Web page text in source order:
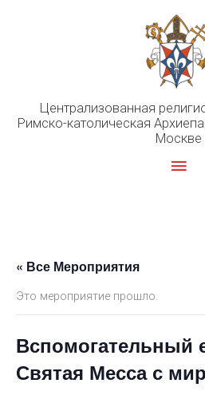
Централизованная
Римско-католическая
Москве
« Все Мероприятия
Это мероприятие прошло.
Вспомогательный
Святая Месса с